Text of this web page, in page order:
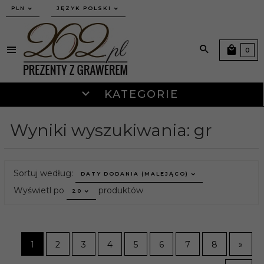
currency_h
PLN JĘZYK POLSKI
KATEGORIE
0
Wyniki wyszukiwania: gr
Sortuj według: sort
DATY DODANIA (MALEJĄCO)
Wyświetl po pop
20 produktów
1 2 3 4 5 6 7 8 »